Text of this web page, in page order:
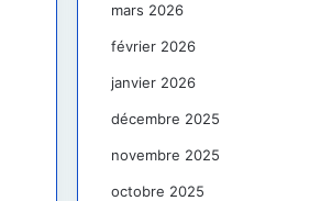
mars 2026
février 2026
janvier 2026
décembre 2025
novembre 2025
octobre 2025